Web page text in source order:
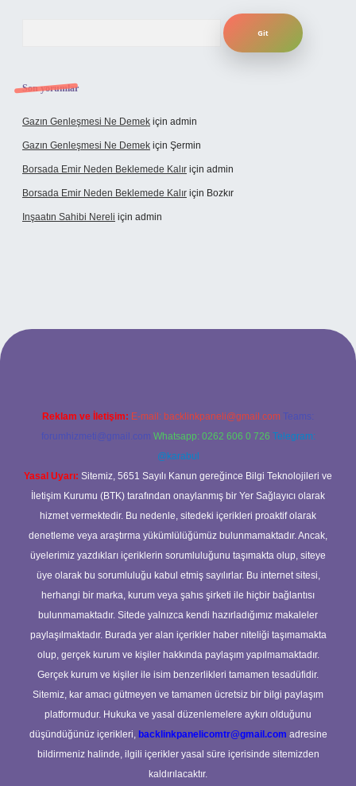
Son yorumlar
Gazın Genleşmesi Ne Demek için admin
Gazın Genleşmesi Ne Demek için Şermin
Borsada Emir Neden Beklemede Kalır için admin
Borsada Emir Neden Beklemede Kalır için Bozkır
Inşaatın Sahibi Nereli için admin
Reklam ve İletişim: E-mail: backlinkpaneli@gmail.com Teams:
forumhizmeti@gmail.com Whatsapp: 0262 606 0 726 Telegram:
@karabul
Yasal Uyarı: Sitemiz, 5651 Sayılı Kanun gereğince Bilgi Teknolojileri ve
İletişim Kurumu (BTK) tarafından onaylanmış bir Yer Sağlayıcı olarak
hizmet vermektedir. Bu nedenle, sitedeki içerikleri proaktif olarak
denetleme veya araştırma yükümlülüğümüz bulunmamaktadır. Ancak,
üyelerimiz yazdıkları içeriklerin sorumluluğunu taşımakta olup, siteye
üye olarak bu sorumluluğu kabul etmiş sayılırlar. Bu internet sitesi,
herhangi bir marka, kurum veya şahıs şirketi ile hiçbir bağlantısı
bulunmamaktadır. Sitede yalnızca kendi hazırladığımız makaleler
paylaşılmaktadır. Burada yer alan içerikler haber niteliği taşımamakta
olup, gerçek kurum ve kişiler hakkında paylaşım yapılmamaktadır.
Gerçek kurum ve kişiler ile isim benzerlikleri tamamen tesadüfidir.
Sitemiz, kar amacı gütmeyen ve tamamen ücretsiz bir bilgi paylaşım
platformudur. Hukuka ve yasal düzenlemelere aykırı olduğunu
düşündüğünüz içerikleri, backlinkpanelicomtr@gmail.com adresine
bildirmeniz halinde, ilgili içerikler yasal süre içerisinde sitemizden
kaldırılacaktır.